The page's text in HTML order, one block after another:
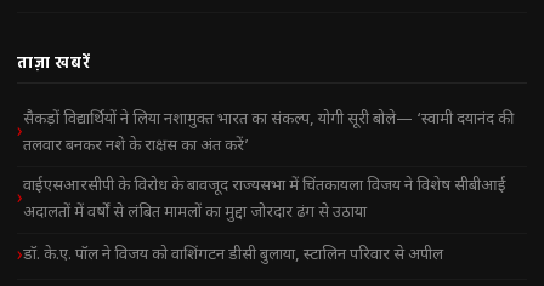
ताज़ा खबरें
सैकड़ों विद्यार्थियों ने लिया नशामुक्त भारत का संकल्प, योगी सूरी बोले— ‘स्वामी दयानंद की
तलवार बनकर नशे के राक्षस का अंत करें’
वाईएसआरसीपी के विरोध के बावजूद राज्यसभा में चिंतकायला विजय ने विशेष सीबीआई
अदालतों में वर्षों से लंबित मामलों का मुद्दा जोरदार ढंग से उठाया
डॉ. के.ए. पॉल ने विजय को वाशिंगटन डीसी बुलाया, स्टालिन परिवार से अपील